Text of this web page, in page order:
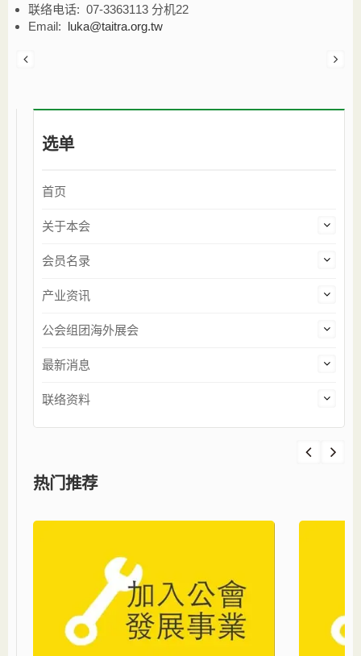
联络电话: 07-3363113 分机22
Email: luka@taitra.org.tw
选单
首页
关于本会
会员名录
产业资讯
公会组团海外展会
最新消息
联络资料
热门推荐